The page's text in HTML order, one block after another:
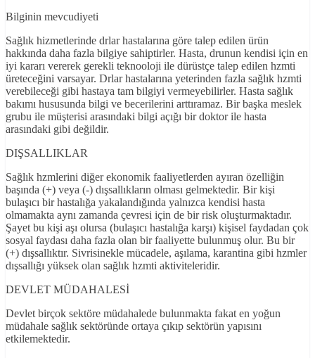
Bilginin mevcudiyeti
Sağlık hizmetlerinde drlar hastalarına göre talep edilen ürün
hakkında daha fazla bilgiye sahiptirler. Hasta, drunun kendisi için en
iyi kararı vererek gerekli teknooloji ile dürüstçe talep edilen hzmti
üreteceğini varsayar. Drlar hastalarına yeterinden fazla sağlık hzmti
verebileceği gibi hastaya tam bilgiyi vermeyebilirler. Hasta sağlık
bakımı hususunda bilgi ve becerilerini arttıramaz. Bir başka meslek
grubu ile müşterisi arasındaki bilgi açığı bir doktor ile hasta
arasındaki gibi değildir.
DIŞSALLIKLAR
Sağlık hzmlerini diğer ekonomik faaliyetlerden ayıran özelliğin
başında (+) veya (-) dışsallıkların olması gelmektedir. Bir kişi
bulaşıcı bir hastalığa yakalandığında yalnızca kendisi hasta
olmamakta aynı zamanda çevresi için de bir risk oluşturmaktadır.
Şayet bu kişi aşı olursa (bulaşıcı hastalığa karşı) kişisel faydadan çok
sosyal faydası daha fazla olan bir faaliyette bulunmuş olur. Bu bir
(+) dışsallıktır. Sivrisinekle mücadele, aşılama, karantina gibi hzmler
dışsallığı yüksek olan sağlık hzmti aktiviteleridir.
DEVLET MÜDAHALESİ
Devlet birçok sektöre müdahalede bulunmakta fakat en yoğun
müdahale sağlık sektöründe ortaya çıkıp sektörün yapısını
etkilemektedir.